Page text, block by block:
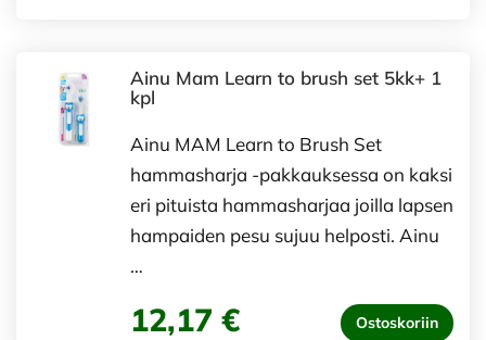
Ainu Mam Learn to brush set 5kk+ 1
kpl
Ainu MAM Learn to Brush Set
hammasharja -pakkauksessa on kaksi
eri pituista hammasharjaa joilla lapsen
hampaiden pesu sujuu helposti. Ainu
…
12,17 € Ostoskoriin